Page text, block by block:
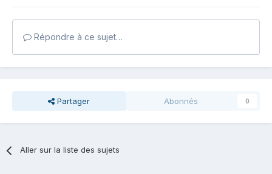
Répondre à ce sujet…
Partager Abonnés 0
Aller sur la liste des sujets